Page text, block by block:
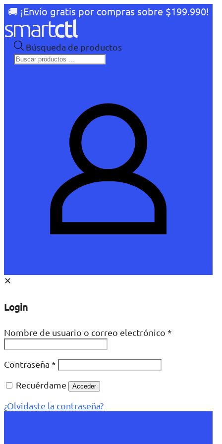
🚚 ¡Envío gratis por compras sobre $199.990!
Búsqueda de productos
✕
Login
Nombre de usuario o correo electrónico *
Contraseña *
Recuérdame
Acceder
¿Olvidaste la contraseña?